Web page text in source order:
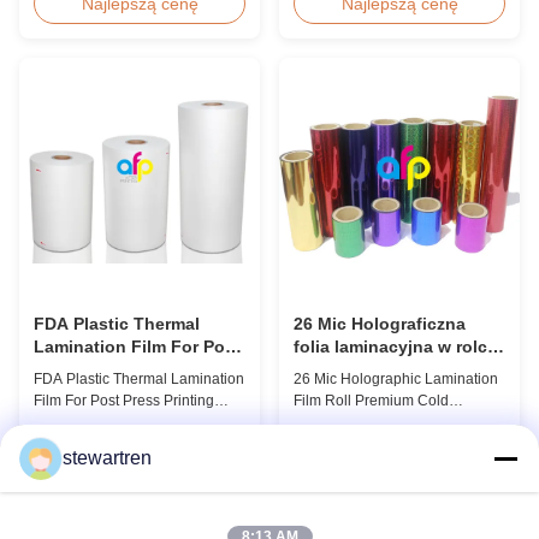
matte lamination film rolls, we
who are building excellent
BOPP Thermal Lamination Film,
L18 AFP-L21 AFP-L24 AFP-L25
AFP-Y20 AFP-Y25 AFP-Y27
Type Glossy Glossy Glossy ...
FDA Plastic Thermal
Lamination Film For Post
Press Printing Laminat
FDA Plastic Thermal Lamination
Film For Post Press Printing
Laminate Transparent Plastic
Roll Thermal Lamination Film
for Post-press Printing Laminate
26 Mic Holograficzna
folia laminacyjna w rolce,
opakowanie Premium
zimna folia laminacyjna
26 Mic Holographic Lamination
Film Roll Premium Cold
Laminating Film 26mic Premium
micron 12 micron 15 micron
stewartren